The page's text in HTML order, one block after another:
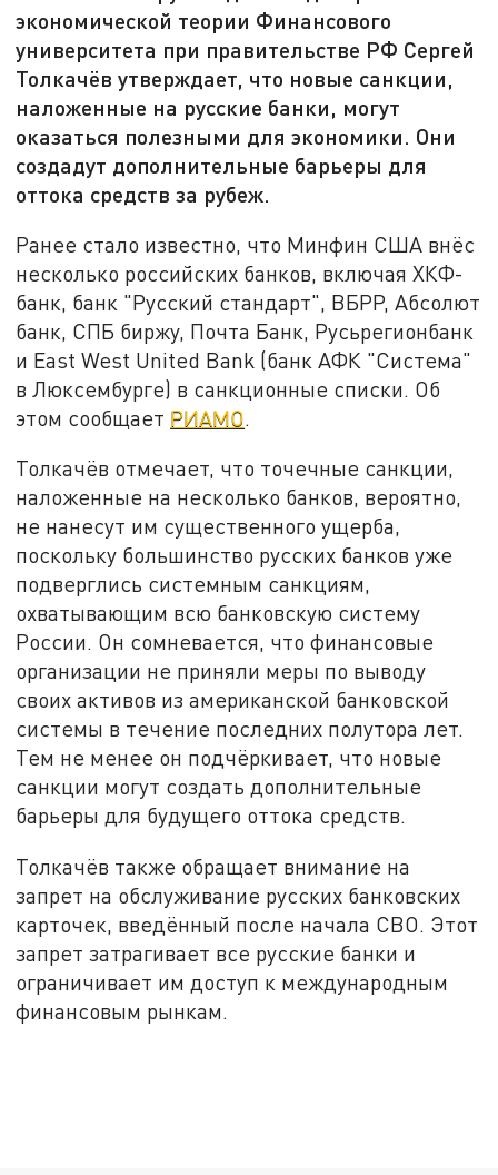
экономической теории Финансового
университета при правительстве РФ Сергей
Толкачёв утверждает, что новые санкции,
наложенные на русские банки, могут
оказаться полезными для экономики. Они
создадут дополнительные барьеры для
оттока средств за рубеж.
Ранее стало известно, что Минфин США внёс
несколько российских банков, включая ХКФ-
банк, банк "Русский стандарт", ВБРР, Абсолют
банк, СПБ биржу, Почта Банк, Русьрегионбанк
и East West United Bank (банк АФК "Система"
в Люксембурге) в санкционные списки. Об
этом сообщает РИАМО.
Толкачёв отмечает, что точечные санкции,
наложенные на несколько банков, вероятно,
не нанесут им существенного ущерба,
поскольку большинство русских банков уже
подверглись системным санкциям,
охватывающим всю банковскую систему
России. Он сомневается, что финансовые
организации не приняли меры по выводу
своих активов из американской банковской
системы в течение последних полутора лет.
Тем не менее он подчёркивает, что новые
санкции могут создать дополнительные
барьеры для будущего оттока средств.
Толкачёв также обращает внимание на
запрет на обслуживание русских банковских
карточек, введённый после начала СВО. Этот
запрет затрагивает все русские банки и
ограничивает им доступ к международным
финансовым рынкам.